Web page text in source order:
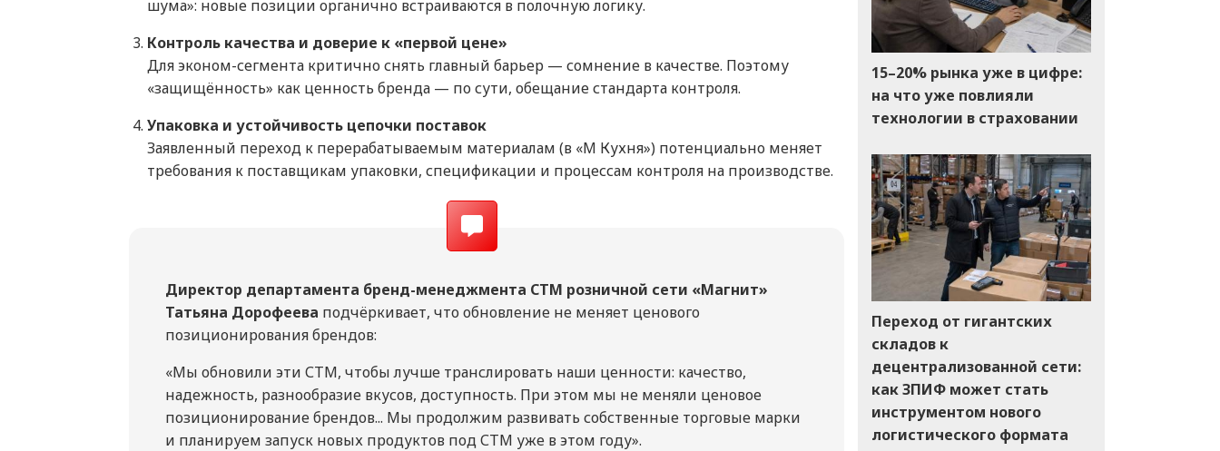
шума»: новые позиции органично встраиваются в полочную логику.
Контроль качества и доверие к «первой цене»
Для эконом-сегмента критично снять главный барьер — сомнение в качестве. Поэтому
«защищённость» как ценность бренда — по сути, обещание стандарта контроля.
Упаковка и устойчивость цепочки поставок
Заявленный переход к перерабатываемым материалам (в «М Кухня») потенциально меняет
требования к поставщикам упаковки, спецификации и процессам контроля на производстве.
Директор департамента бренд-менеджмента СТМ розничной сети «Магнит»
Татьяна Дорофеева подчёркивает, что обновление не меняет ценового
позиционирования брендов:
«Мы обновили эти СТМ, чтобы лучше транслировать наши ценности: качество,
надежность, разнообразие вкусов, доступность. При этом мы не меняли ценовое
позиционирование брендов... Мы продолжим развивать собственные торговые марки
и планируем запуск новых продуктов под СТМ уже в этом году».
15–20% рынка уже в цифре:
на что уже повлияли
технологии в страховании
Переход от гигантских
складов к
децентрализованной сети:
как ЗПИФ может стать
инструментом нового
логистического формата